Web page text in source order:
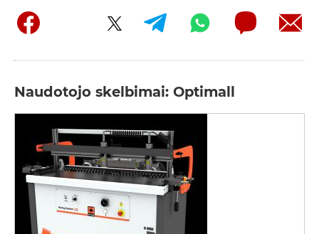
Naudotojo skelbimai: Optimall